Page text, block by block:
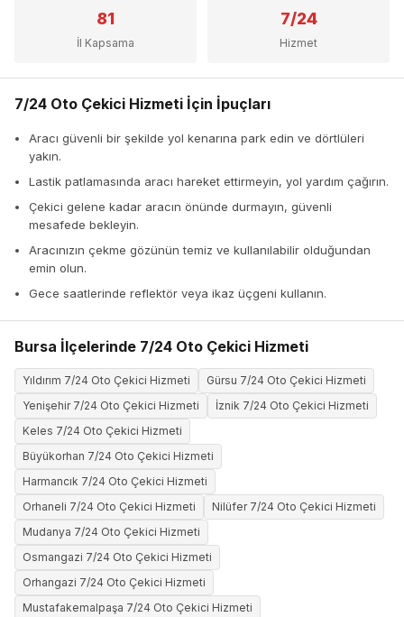
81
İl Kapsama
7/24
Hizmet
7/24 Oto Çekici Hizmeti İçin İpuçları
Aracı güvenli bir şekilde yol kenarına park edin ve dörtlüleri
yakın.
Lastik patlamasında aracı hareket ettirmeyin, yol yardım çağırın.
Çekici gelene kadar aracın önünde durmayın, güvenli
mesafede bekleyin.
Aracınızın çekme gözünün temiz ve kullanılabilir olduğundan
emin olun.
Gece saatlerinde reflektör veya ikaz üçgeni kullanın.
Bursa İlçelerinde 7/24 Oto Çekici Hizmeti
Yıldırım 7/24 Oto Çekici Hizmeti
Gürsu 7/24 Oto Çekici Hizmeti
Yenişehir 7/24 Oto Çekici Hizmeti
İznik 7/24 Oto Çekici Hizmeti
Keles 7/24 Oto Çekici Hizmeti
Büyükorhan 7/24 Oto Çekici Hizmeti
Harmancık 7/24 Oto Çekici Hizmeti
Orhaneli 7/24 Oto Çekici Hizmeti
Nilüfer 7/24 Oto Çekici Hizmeti
Mudanya 7/24 Oto Çekici Hizmeti
Osmangazi 7/24 Oto Çekici Hizmeti
Orhangazi 7/24 Oto Çekici Hizmeti
Mustafakemalpaşa 7/24 Oto Çekici Hizmeti